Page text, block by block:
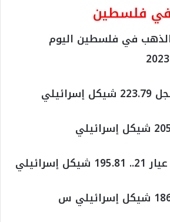
في فلسطين
في فلسطين اليوم